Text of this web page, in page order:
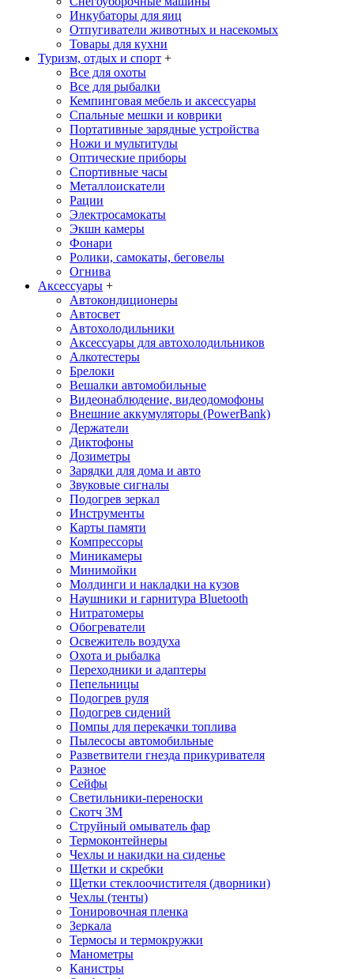
Инкубаторы для яиц
Отпугиватели животных и насекомых
Товары для кухни
Туризм, отдых и спорт +
Все для охоты
Все для рыбалки
Кемпинговая мебель и аксессуары
Спальные мешки и коврики
Портативные зарядные устройства
Ножи и мультитулы
Оптические приборы
Спортивные часы
Металлоискатели
Рации
Электросамокаты
Экшн камеры
Фонари
Ролики, самокаты, беговелы
Огнива
Аксессуары +
Автокондиционеры
Aвтосвет
Автохолодильники
Аксессуары для автохолодильников
Алкотестеры
Брелоки
Вешалки автомобильные
Видеонаблюдение, видеодомофоны
Внешние аккумуляторы (PowerBank)
Держатели
Диктофоны
Дозиметры
Зарядки для дома и авто
Звуковые сигналы
Подогрев зеркал
Инструменты
Карты памяти
Компрессоры
Миникамеры
Минимойки
Молдинги и накладки на кузов
Наушники и гарнитура Bluetooth
Нитратомеры
Обогреватели
Освежитель воздуха
Охота и рыбалка
Переходники и адаптеры
Пепельницы
Подогрев руля
Подогрев сидений
Помпы для перекачки топлива
Пылесосы автомобильные
Разветвители гнезда прикуривателя
Разное
Сейфы
Светильники-переноски
Скотч 3М
Струйный омыватель фар
Термоконтейнеры
Чехлы и накидки на сиденье
Щетки и скребки
Щетки стеклоочистителя (дворники)
Чехлы (тенты)
Тонировочная пленка
Зеркалa
Термосы и термокружки
Манометры
Канистры